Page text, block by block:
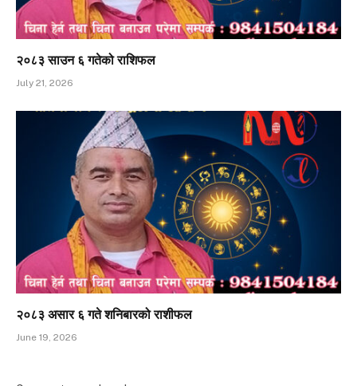
२०८३ साउन ६ गतेको राशिफल
July 21, 2026
२०८३ असार ६ गते शनिबारको राशीफल
June 19, 2026